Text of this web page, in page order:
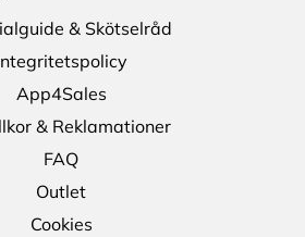
& Skötselråd
App4Sales
& Reklamationer
FAQ
Outlet
Cookies